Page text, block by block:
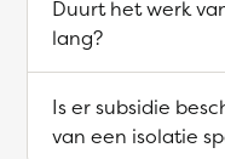
Duurt het werk
lang?
Is er subsidie
van een isolatie